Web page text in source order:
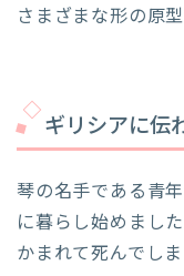
さまざまな形の原
ギリシアに伝
琴の名手である青
に暮らし始めまし
かまれて死んでしま